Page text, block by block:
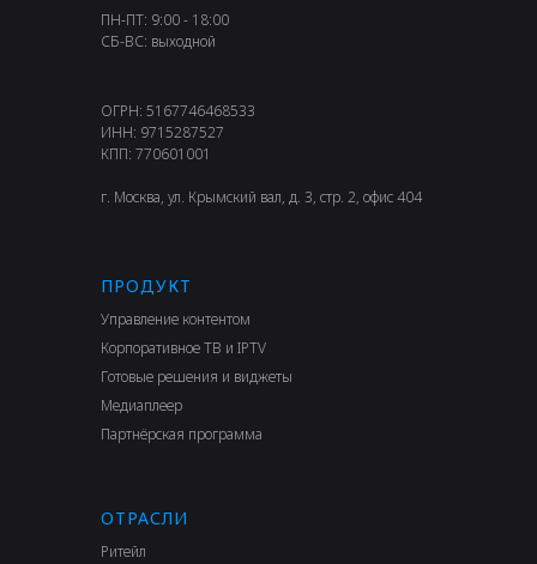
ОГРН: 5167746468533
ИНН: 9715287527
КПП: 770601001
г. Москва, ул. Крымский вал, д. 3, стр. 2, офис 404
ПН-ПТ: 9:00 - 18:00
СБ-ВС: выходной
ПРОДУКТ
Управление контентом
Корпоративное ТВ и IPTV
Готовые решения и виджеты
Медиаплеер
Партнёрская программа
ОТРАСЛИ
Ритейл